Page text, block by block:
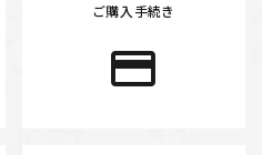
ご購入手続き
payment